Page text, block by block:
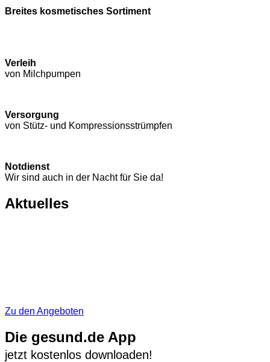
Breites kosmetisches Sortiment
Verleih
von Milchpumpen
Versorgung
von Stütz- und Kompressions­strümpfen
Notdienst
Wir sind auch in der Nacht für Sie da!
Aktuelles
Zu den Angeboten
Die gesund.de App
jetzt kostenlos downloaden!